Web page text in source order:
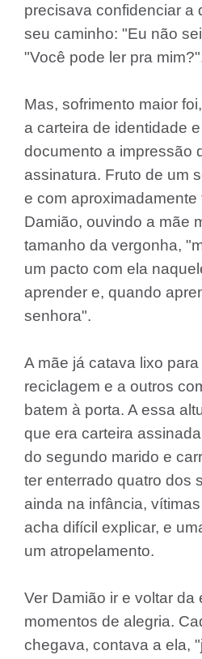
precisava confidenciar a
seu caminho: "Eu não
"Você pode ler pra
Mas, sofrimento maior
a carteira de identidade
documento a impressão
assinatura. Fruto de um
e com
Damião, ouvindo a mãe
tamanho da vergonha,
um pacto com ela
aprender e, quando
senhora".
A mãe já catava lixo
reciclagem e a outros
batem à porta. A essa
que era carteira
do segundo marido e
ter enterrado quatro dos
ainda na infância,
acha difícil explicar, e
um atropelamento.
Ver Damião ir e voltar da
momentos de alegria.
chegava, contava a ela,